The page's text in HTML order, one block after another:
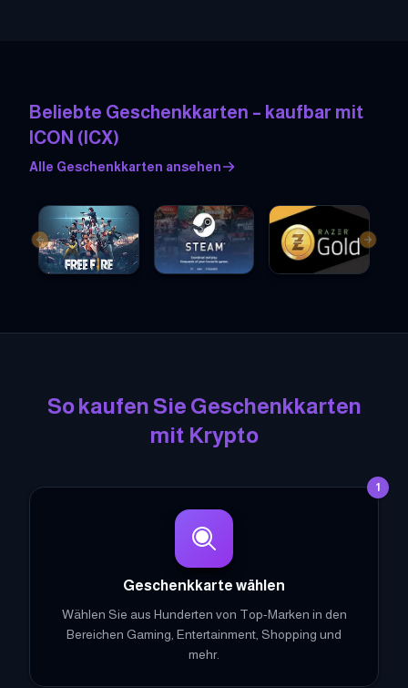
Beliebte Geschenkkarten – kaufbar mit
ICON ( ICX)
Alle Geschenkkarten ansehen
Previous slide Next
So kaufen Sie Geschenkkarten
mit Krypto
1
Geschenkkarte wählen
Wählen Sie aus Hunderten von Top-Marken in den
Bereichen Gaming, Entertainment, Shopping und
mehr.